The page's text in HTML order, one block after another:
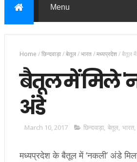
Home /छिन्दवाड़ा/बेतूल/भारत/मध्यप्रदेश/बैतूल
बैतूल में मिले
अंडे
March 10, 2017 छिन्दवाड़ा, बेतूल, भारत,
मध्यप्रदेश के बैतूल में ‘नकली’ अंडे